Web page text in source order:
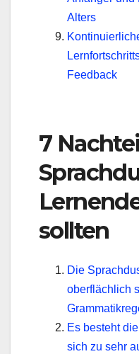
Alters
Feedback
7
sollten
Die
oberflächlich
Es besteht
sich zu sehr